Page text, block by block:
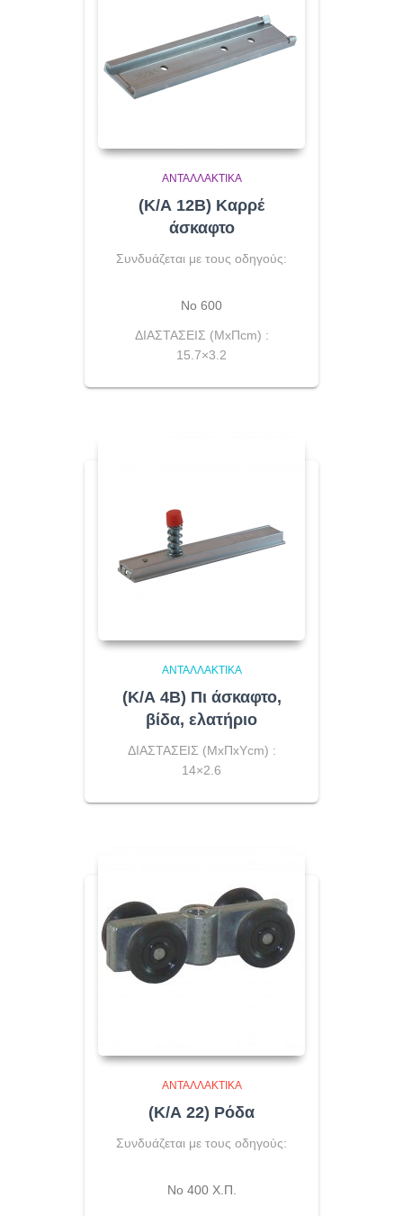
ΑΝΤΑΛΛΑΚΤΙΚΆ
(Κ/Α 12Β) Καρρέ
άσκαφτο
Συνδυάζεται με τους οδηγούς:
No 600
ΔΙΑΣΤΑΣΕΙΣ (ΜxΠcm) :
15.7×3.2
ΑΝΤΑΛΛΑΚΤΙΚΆ
(Κ/Α 4Β) Πι άσκαφτο,
βίδα, ελατήριο
ΔΙΑΣΤΑΣΕΙΣ (ΜxΠxΥcm) :
14×2.6
ΑΝΤΑΛΛΑΚΤΙΚΆ
(Κ/Α 22) Ρόδα
Συνδυάζεται με τους οδηγούς:
No 400 Χ.Π.